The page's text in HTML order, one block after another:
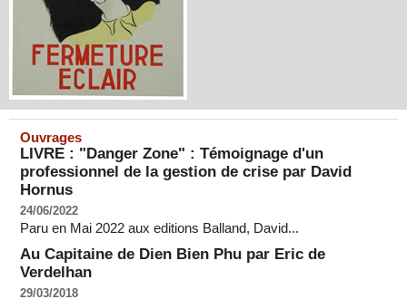
Ouvrages
LIVRE : "Danger Zone" : Témoignage d'un
professionnel de la gestion de crise par David
Hornus
24/06/2022
Paru en Mai 2022 aux editions Balland, David...
Au Capitaine de Dien Bien Phu par Eric de
Verdelhan
29/03/2018